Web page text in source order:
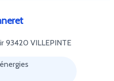
93420 VILLEPINTE